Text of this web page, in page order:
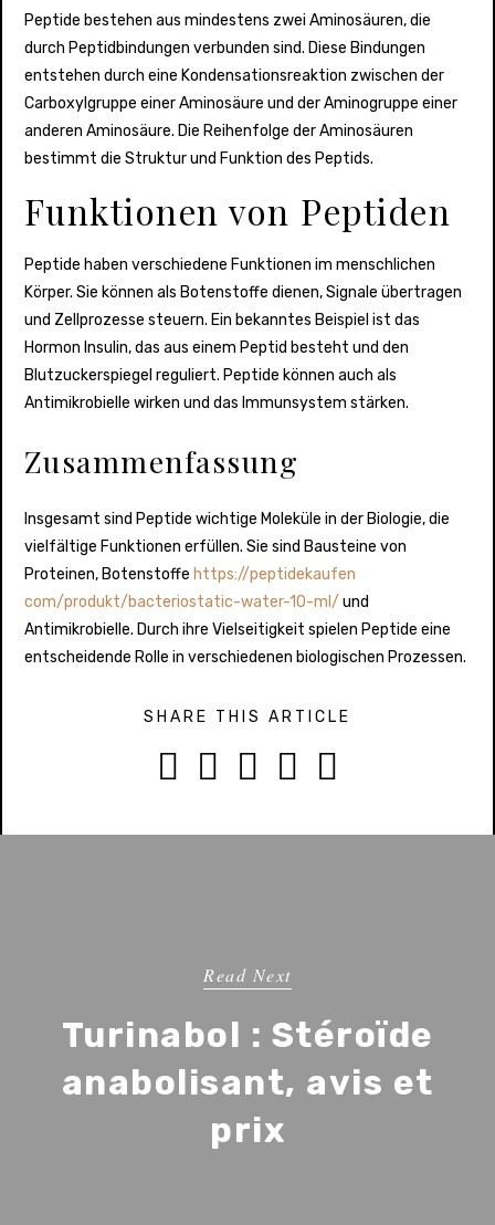
Peptide bestehen aus mindestens zwei Aminosäuren, die
durch Peptidbindungen verbunden sind. Diese Bindungen
entstehen durch eine Kondensationsreaktion zwischen der
Carboxylgruppe einer Aminosäure und der Aminogruppe einer
anderen Aminosäure. Die Reihenfolge der Aminosäuren
bestimmt die Struktur und Funktion des Peptids.
Funktionen von Peptiden
Peptide haben verschiedene Funktionen im menschlichen
Körper. Sie können als Botenstoffe dienen, Signale übertragen
und Zellprozesse steuern. Ein bekanntes Beispiel ist das
Hormon Insulin, das aus einem Peptid besteht und den
Blutzuckerspiegel reguliert. Peptide können auch als
Antimikrobielle wirken und das Immunsystem stärken.
Zusammenfassung
Insgesamt sind Peptide wichtige Moleküle in der Biologie, die
vielfältige Funktionen erfüllen. Sie sind Bausteine von
Proteinen, Botenstoffe https://peptidekaufen
com/produkt/bacteriostatic-water-10-ml/ und
Antimikrobielle. Durch ihre Vielseitigkeit spielen Peptide eine
entscheidende Rolle in verschiedenen biologischen Prozessen.
SHARE THIS ARTICLE
    
Read Next
Turinabol : Stéroïde
anabolisant, avis et
prix